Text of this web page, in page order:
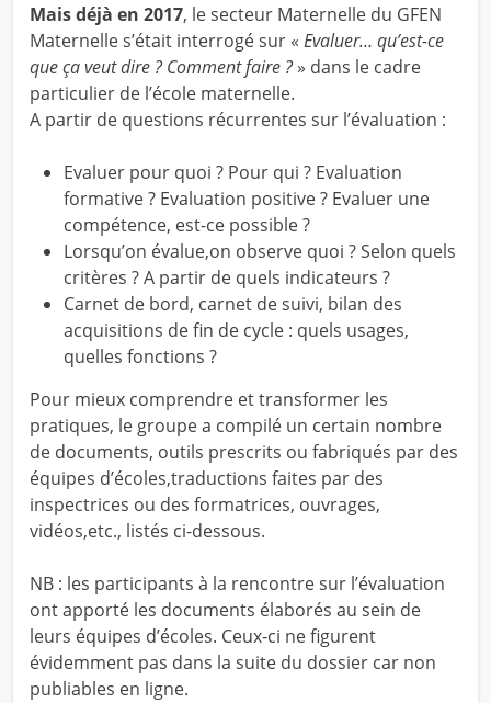
Mais déjà en 2017, le secteur Maternelle du GFEN
Maternelle s’était interrogé sur « Evaluer… qu’est-ce
que ça veut dire ? Comment faire ?» dans le cadre
particulier de l’école maternelle.
A partir de questions récurrentes sur l’évaluation :
Evaluer pour quoi ? Pour qui ? Evaluation
formative ? Evaluation positive ? Evaluer une
compétence, est-ce possible ?
Lorsqu’on évalue,on observe quoi ? Selon quels
critères ? A partir de quels indicateurs ?
Carnet de bord, carnet de suivi, bilan des
acquisitions de fin de cycle : quels usages,
quelles fonctions ?
Pour mieux comprendre et transformer les
pratiques, le groupe a compilé un certain nombre
de documents, outils prescrits ou fabriqués par des
équipes d’écoles,traductions faites par des
inspectrices ou des formatrices, ouvrages,
vidéos,etc., listés ci-dessous.
NB : les participants à la rencontre sur l’évaluation
ont apporté les documents élaborés au sein de
leurs équipes d’écoles. Ceux-ci ne figurent
évidemment pas dans la suite du dossier car non
publiables en ligne.